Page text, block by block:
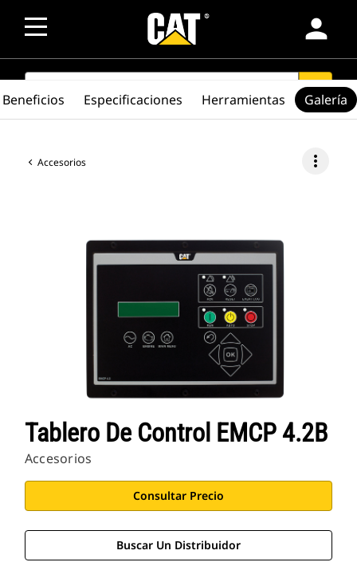
person
SEARCH search
Accesorios more_vert
Tablero De Control EMCP 4.2B
Accesorios
Consultar Precio
Buscar Un Distribuidor
Beneficios Especificaciones Herramientas Galería